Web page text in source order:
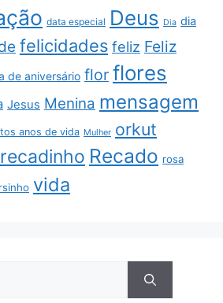
data especial Deus Dia dia
felicidades feliz Feliz
de aniversário flor flores
Jesus Menina mensagem
anos de vida Mulher orkut
recadinho Recado rosa
vida